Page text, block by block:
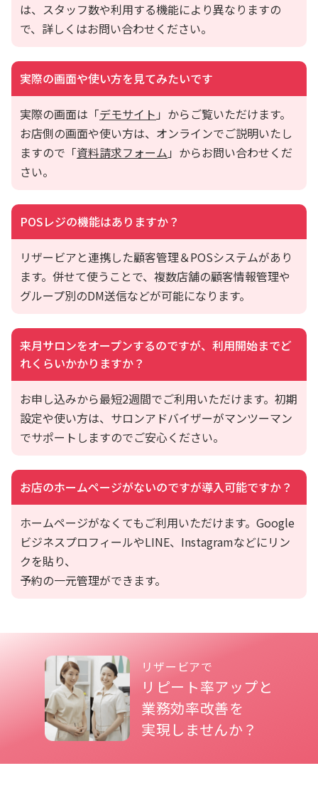
は、スタッフ数や利用する機能により異なりますの
で、詳しくはお問い合わせください。
実際の画面や使い方を見てみたいです
実際の画面は「デモサイト 」からご覧いただけます。
お店側の画面や使い方は、オンラインでご説明いたし
ますので「資料請求フォーム 」からお問い合わせくだ
さい。
POSレジの機能はありますか？
リザービアと連携した顧客管理＆POSシステムがあり
ます。併せて使うことで、複数店舗の顧客情報管理や
グループ別のDM送信などが可能になります。
来月サロンをオープンするのですが、利用開始までど
れくらいかかりますか？
お申し込みから最短2週間でご利用いただけます。 初期
設定や使い方は、サロンアドバイザーがマンツーマン
でサポートしますのでご安心ください。
お店のホームページがないのですが導入可能ですか？
ホームページがなくてもご利用いただけます。 Google
ビジネスプロフィールやLINE、Instagramなどにリン
クを貼り、
予約の一元管理ができます。
リザービアで
リピート率アップと
業務効率改善を
実現しませんか？